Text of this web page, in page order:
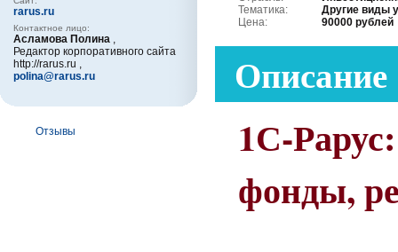
rarus.ru
Контактное лицо:
Асламова Полина ,
Редактор корпоративного сайта
http://rarus.ru ,
polina@rarus.ru
Отзывы
Тематика:
Другие виды
Цена:
90000 рублей
Описание
1С-
фонды,